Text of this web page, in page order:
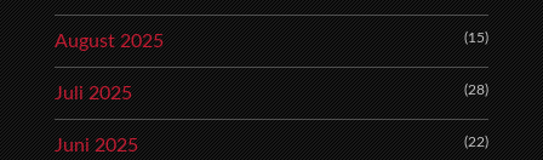
August 2025 (15)
Juli 2025 (28)
Juni 2025 (22)